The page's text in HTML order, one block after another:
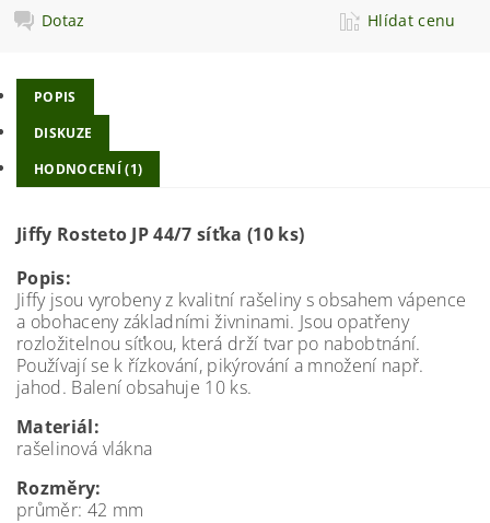
Dotaz
Hlídat cenu
POPIS
DISKUZE
HODNOCENÍ (1)
Jiffy Rosteto JP 44/7 síťka (10 ks)
Popis:
Jiffy jsou vyrobeny z kvalitní rašeliny s obsahem vápence
a obohaceny základními živninami. Jsou opatřeny
rozložitelnou síťkou, která drží tvar po nabobtnání.
Používají se k řízkování, pikýrování a množení např.
jahod. Balení obsahuje 10 ks.
Materiál:
rašelinová vlákna
Rozměry:
průměr: 42 mm